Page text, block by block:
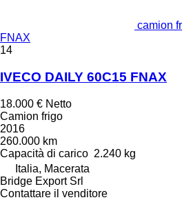
camion
FNAX
14
IVECO DAILY 60C15 FNAX
18.000 € Netto
Camion frigo
2016
260.000 km
Capacità di carico 2.240 kg
Italia, Macerata
Bridge Export Srl
Contattare il venditore